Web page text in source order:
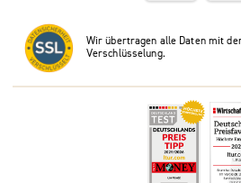
Wir übertragen alle Daten mit
Verschlüsselung.